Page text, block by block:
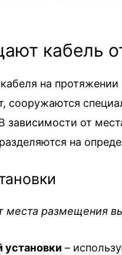
кабель
на протяжении
сооружаются
зависимости от
на
места размещения
установки –